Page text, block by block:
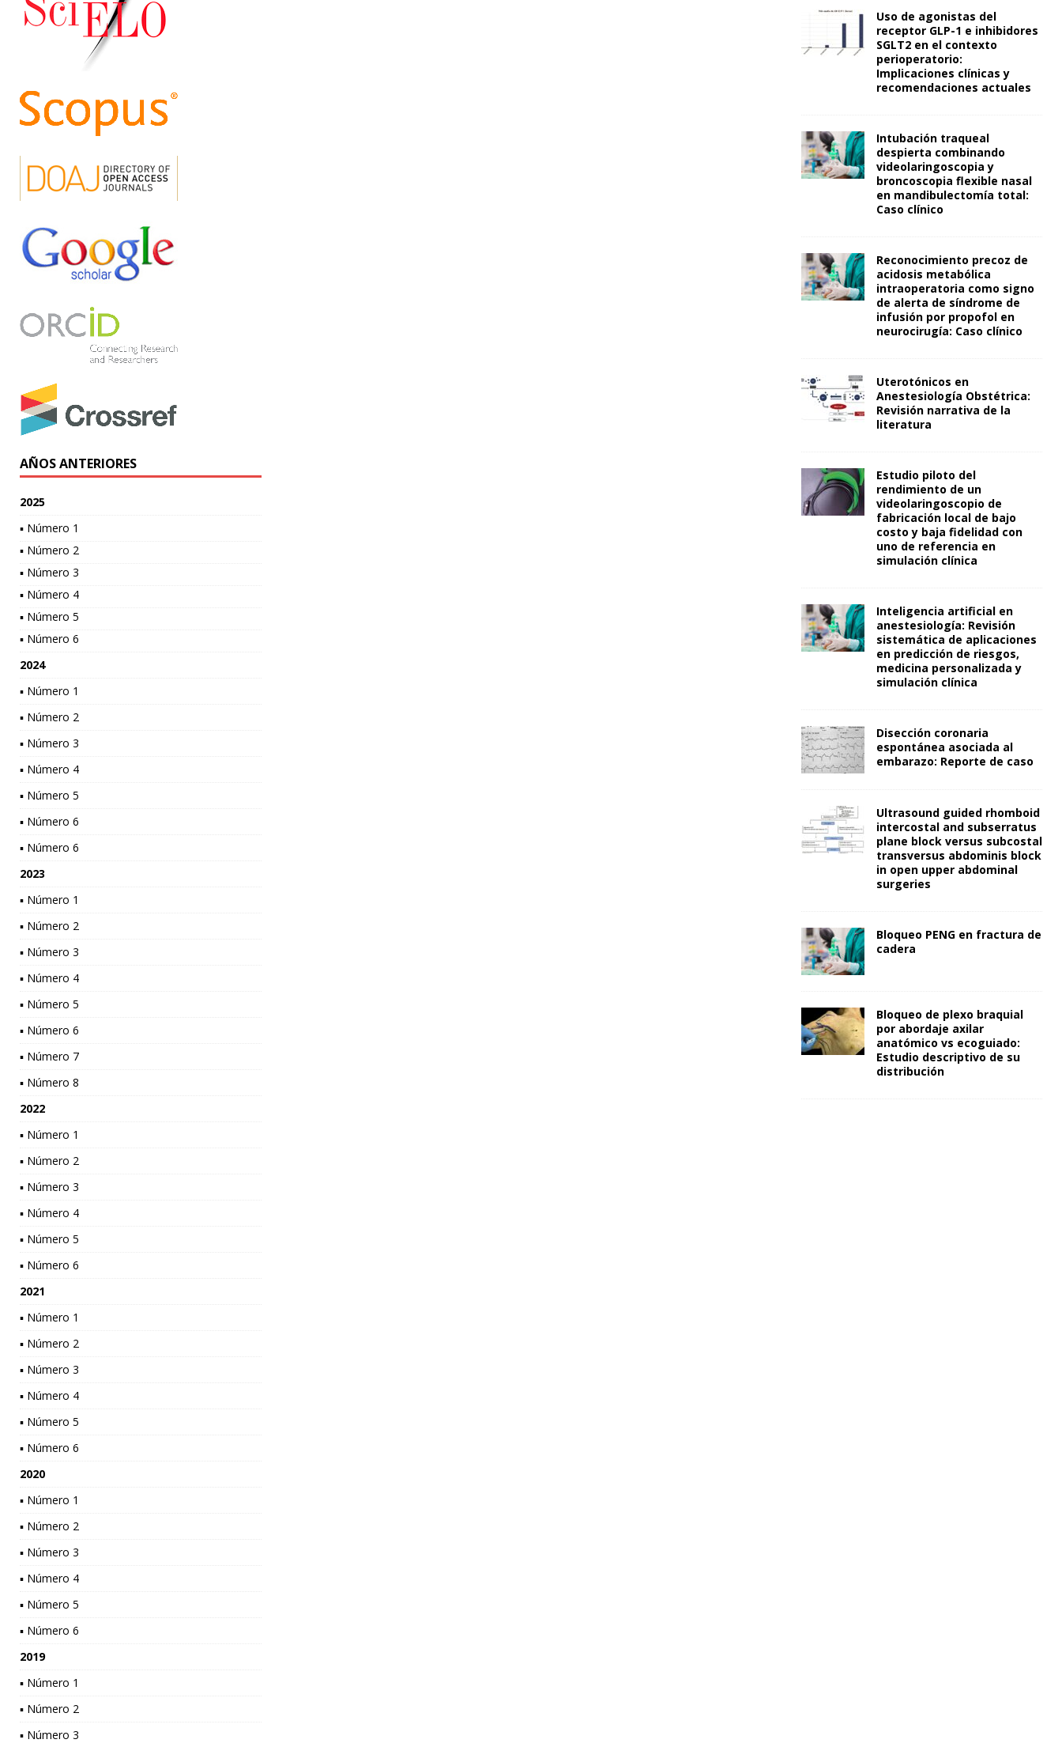
AÑOS ANTERIORES
2025
▪ Número 1
▪ Número 2
▪ Número 3
▪ Número 4
▪ Número 5
▪ Número 6
2024
▪ Número 1
▪ Número 2
▪ Número 3
▪ Número 4
▪ Número 5
▪ Número 6
▪ Número 6
2023
▪ Número 1
▪ Número 2
▪ Número 3
▪ Número 4
▪ Número 5
▪ Número 6
▪ Número 7
▪ Número 8
2022
▪ Número 1
▪ Número 2
▪ Número 3
▪ Número 4
▪ Número 5
▪ Número 6
2021
▪ Número 1
▪ Número 2
▪ Número 3
▪ Número 4
▪ Número 5
▪ Número 6
2020
▪ Número 1
▪ Número 2
▪ Número 3
▪ Número 4
▪ Número 5
▪ Número 6
2019
▪ Número 1
▪ Número 2
▪ Número 3
Uso de agonistas del
receptor GLP-1 e inhibidores
SGLT2 en el contexto
perioperatorio:
Implicaciones clínicas y
recomendaciones actuales
Intubación traqueal
despierta combinando
videolaringoscopia y
broncoscopia flexible nasal
en mandibulectomía total:
Caso clínico
Reconocimiento precoz de
acidosis metabólica
intraoperatoria como signo
de alerta de síndrome de
infusión por propofol en
neurocirugía: Caso clínico
Uterotónicos en
Anestesiología Obstétrica:
Revisión narrativa de la
literatura
Estudio piloto del
rendimiento de un
videolaringoscopio de
fabricación local de bajo
costo y baja fidelidad con
uno de referencia en
simulación clínica
Inteligencia artificial en
anestesiología: Revisión
sistemática de aplicaciones
en predicción de riesgos,
medicina personalizada y
simulación clínica
Disección coronaria
espontánea asociada al
embarazo: Reporte de caso
Ultrasound guided rhomboid
intercostal and subserratus
plane block versus subcostal
transversus abdominis block
in open upper abdominal
surgeries
Bloqueo PENG en fractura de
cadera
Bloqueo de plexo braquial
por abordaje axilar
anatómico vs ecoguiado:
Estudio descriptivo de su
distribución